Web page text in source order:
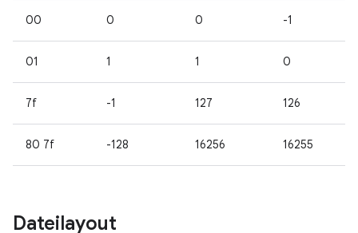
00 0 0 -1
01 1 1 0
7f -1 127 126
80 7f -128 16256 16255
Dateilayout